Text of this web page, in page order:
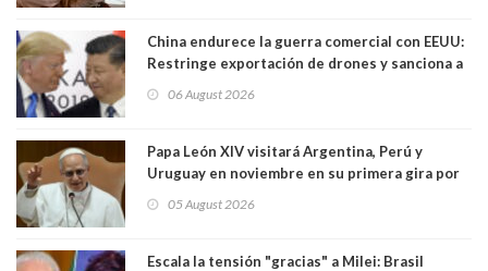
China endurece la guerra comercial con EEUU:
Restringe exportación de drones y sanciona a
06 August 2026
Papa León XIV visitará Argentina, Perú y
Uruguay en noviembre en su primera gira por
05 August 2026
Escala la tensión "gracias" a Milei: Brasil